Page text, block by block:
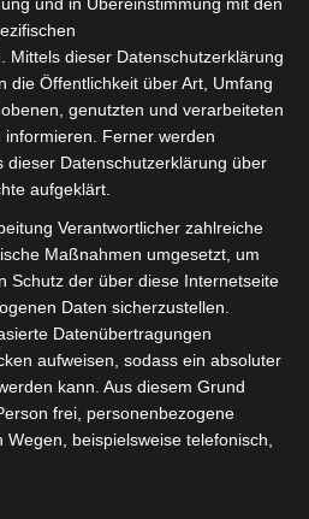
Startseite»Étoile Sportive de
Sportive de Ben Guerdane
2025-15:00
2025/2026 - Ligue 1
9
TV: Al Wataniya 2
Sportive de
(ESM) 1
und in Übereinstimmung mit den
Mittels dieser Datenschutzerklärung
die Öffentlichkeit über Art, Umfang
genutzten und verarbeiteten
Ferner werden
dieser Datenschutzerklärung über
aufgeklärt.
Verantwortlicher zahlreiche
Maßnahmen umgesetzt, um
Schutz der über diese Internetseite
Daten sicherzustellen.
Datenübertragungen
aufweisen, sodass ein absoluter
kann. Aus diesem Grund
frei, personenbezogene
beispielsweise telefonisch,